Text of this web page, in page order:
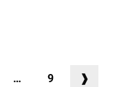
… 9 ❱